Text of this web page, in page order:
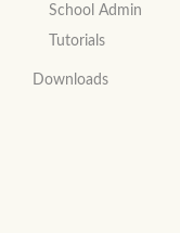
School Admin
Tutorials
Downloads